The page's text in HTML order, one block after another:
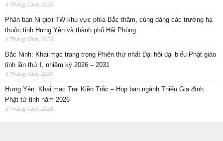
4 Tháng Tám, 2026
Phân ban Ni giới TW khu vực phía Bắc thăm, cúng dàng các trường hạ
thuộc tỉnh Hưng Yên và thành phố Hải Phòng
4 Tháng Tám, 2026
Bắc Ninh: Khai mạc trang trọng Phiên thứ nhất Đại hội đại biểu Phật giáo
tỉnh lần thứ I, nhiệm kỳ 2026 – 2031
3 Tháng Tám, 2026
Hưng Yên: Khai mạc Trại Kiền Trắc – Họp bạn ngành Thiếu Gia đình
Phật tử tỉnh năm 2026
3 Tháng Tám, 2026